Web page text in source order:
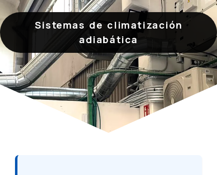
Sistemas de climatización
adiabática